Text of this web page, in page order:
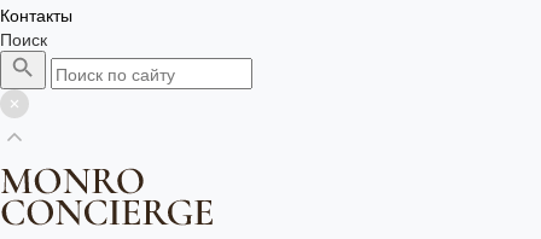
Контакты
Поиск